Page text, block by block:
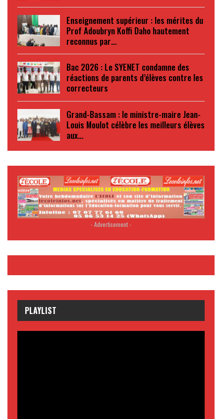
Enseignement supérieur : les mérites du
Prof Adoubryn Koffi Daho hautement
reconnus par…
Bac 2026 : Le SYENET condamne des
réactions de parents d’élèves contre les
correcteurs
Grand-Bassam : le ministre-maire Jean-
Louis Moulot célèbre les meilleurs élèves
aux…
- Advertisement -
PLAYLIST